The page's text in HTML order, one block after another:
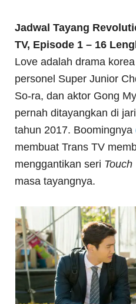
Jadwal Tayang
TV, Episode 1 – 16
Love adalah drama
personel Super Junior
So-ra, dan aktor Gong
pernah ditayangkan di
tahun 2017. Boomingnya
membuat Trans TV
menggantikan seri Touch
masa tayangnya.